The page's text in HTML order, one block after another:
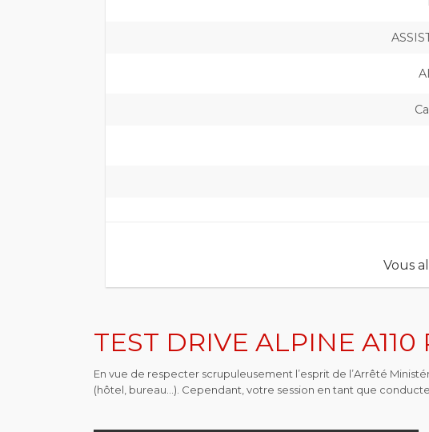
Vous
TEST DRIVE ALPINE A110
En vue de respecter scrupuleusement l’esprit de l’Arrêté
(hôtel, bureau…). Cependant, votre session en tant que